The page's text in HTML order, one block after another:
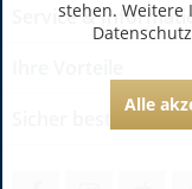
Service &
Sicher bestellen
stehen. Weitere
Alle